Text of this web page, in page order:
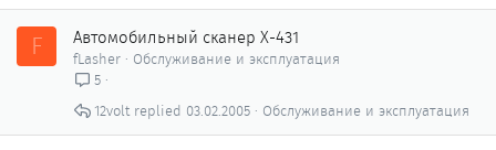
F Автомобильный сканер X-431
fLasher
Обслуживание и эксплуатация
5
Обслуживание и эксплуатация
03.02.2005
12volt